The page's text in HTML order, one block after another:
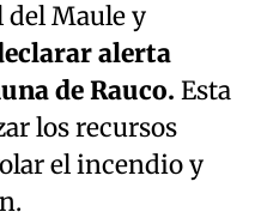
del Maule y
alerta
de Rauco. Esta
los recursos
el incendio y